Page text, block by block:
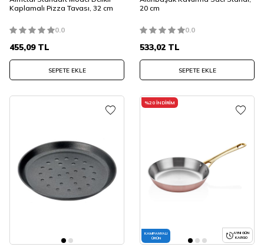
Kaplamalı Pizza Tavası, 32 cm
0.0
455,09TL
SEPETE EKLE
20 cm
0.0
533,02 TL
SEPETE EKLE
%20 İNDIRIM
KAMPANYALI
ÜRÜN
AYNI GÜN
KARGO